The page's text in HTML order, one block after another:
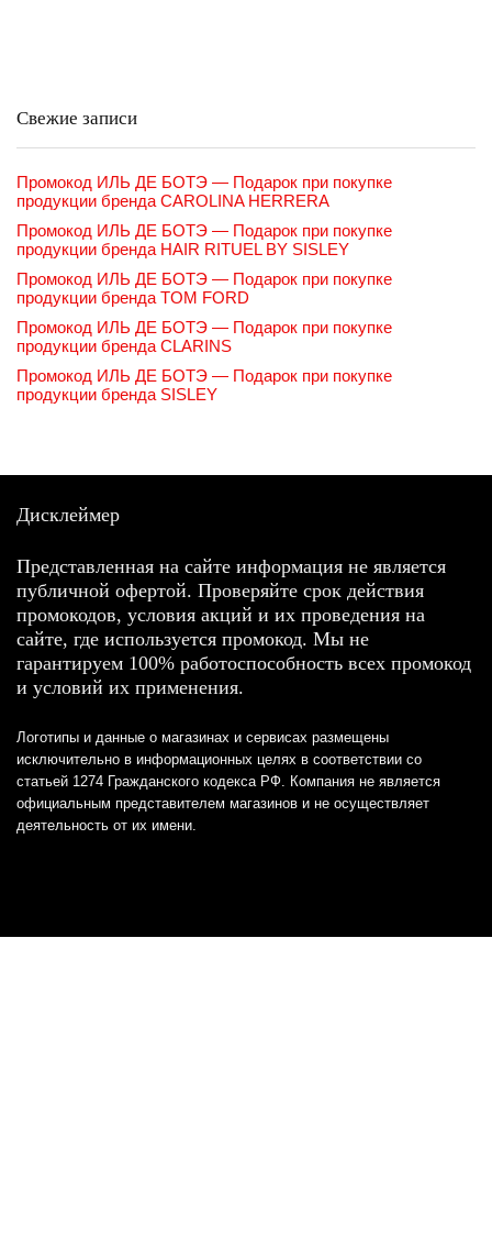
Свежие записи
Промокод ИЛЬ ДЕ БОТЭ — Подарок при покупке
продукции бренда CAROLINA HERRERA
Промокод ИЛЬ ДЕ БОТЭ — Подарок при покупке
продукции бренда HAIR RITUEL BY SISLEY
Промокод ИЛЬ ДЕ БОТЭ — Подарок при покупке
продукции бренда TOM FORD
Промокод ИЛЬ ДЕ БОТЭ — Подарок при покупке
продукции бренда CLARINS
Промокод ИЛЬ ДЕ БОТЭ — Подарок при покупке
продукции бренда SISLEY
Дисклеймер
Представленная на сайте информация не является
публичной офертой. Проверяйте срок действия
промокодов, условия акций и их проведения на
сайте, где используется промокод. Мы не
гарантируем 100% работоспособность всех промокод
и условий их применения.
Логотипы и данные о магазинах и сервисах размещены
исключительно в информационных целях в соответствии со
статьей 1274 Гражданского кодекса РФ. Компания не является
официальным представителем магазинов и не осуществляет
деятельность от их имени.